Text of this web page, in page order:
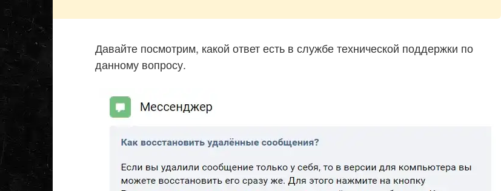
Давайте посмотрим, какой ответ есть в службе технической поддержки по
данному вопросу.